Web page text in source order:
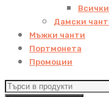
Дамски
Мъжки чанти
Портмонета
Промоции